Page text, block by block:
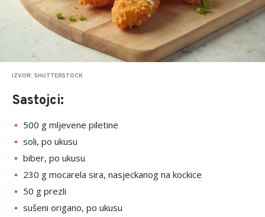
IZVOR: SHUTTERSTOCK
Sastojci:
500 g mljevene piletine
soli, po ukusu
biber, po ukusu
230 g mocarela sira, nasjeckanog na kockice
50 g prezli
sušeni origano, po ukusu